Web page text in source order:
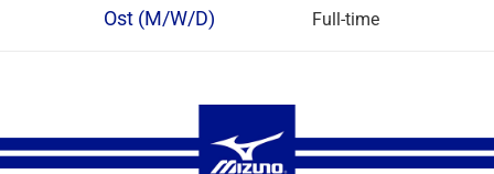
Ost (M/W/D)
Full-time